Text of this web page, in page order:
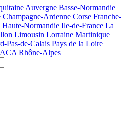
Auvergne Basse-Normandie
Champagne-Ardenne Corse Franche-
Haute-Normandie Ile-de-France La
Limousin Lorraine Martinique
Pas-de-Calais Pays de la Loire
Rhône-Alpes